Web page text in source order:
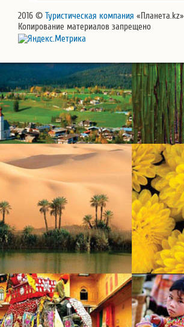
2016 © Туристическая компания «Планета.kz»
Копирование материалов запрещено